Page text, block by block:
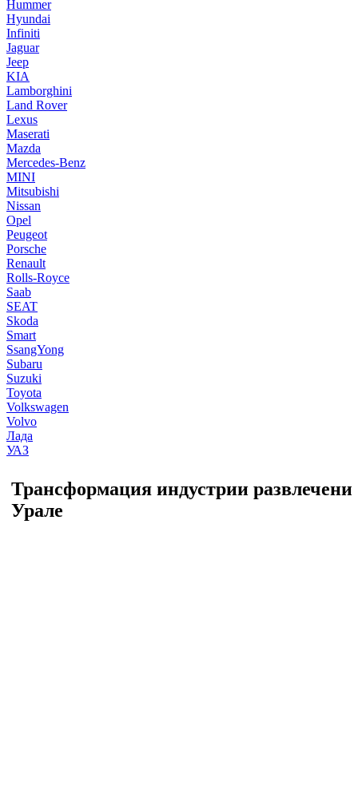
Hummer
Hyundai
Infiniti
Jaguar
Jeep
KIA
Lamborghini
Land Rover
Lexus
Maserati
Mazda
Mercedes-Benz
MINI
Mitsubishi
Nissan
Opel
Peugeot
Porsche
Renault
Rolls-Royce
Saab
SEAT
Skoda
Smart
SsangYong
Subaru
Suzuki
Toyota
Volkswagen
Volvo
Лада
УАЗ
Трансформация индустрии
Урале